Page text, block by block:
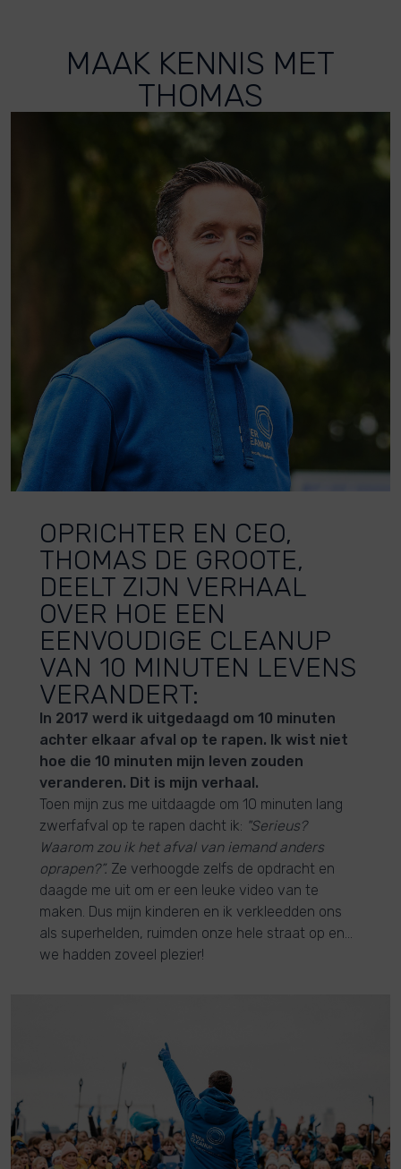
MAAK KENNIS MET
THOMAS
OPRICHTER EN CEO,
THOMAS DE GROOTE,
DEELT ZIJN VERHAAL
OVER HOE EEN
EENVOUDIGE CLEANUP
VAN 10 MINUTEN LEVENS
VERANDERT:
In 2017 werd ik uitgedaagd om 10 minuten
achter elkaar afval op te rapen.
Ik wist niet
hoe die 10 minuten mijn leven zouden
veranderen. Dit is mijn verhaal.
Toen mijn zus me uitdaagde om 10 minuten lang
zwerfafval op te rapen dacht ik: "Serieus?
Waarom zou ik het afval van iemand anders
oprapen?”. Ze verhoogde zelfs de opdracht en
daagde me uit om er een leuke video van te
maken. Dus mijn kinderen en ik verkleedden ons
als superhelden, ruimden onze hele straat op en...
we hadden zoveel plezier!